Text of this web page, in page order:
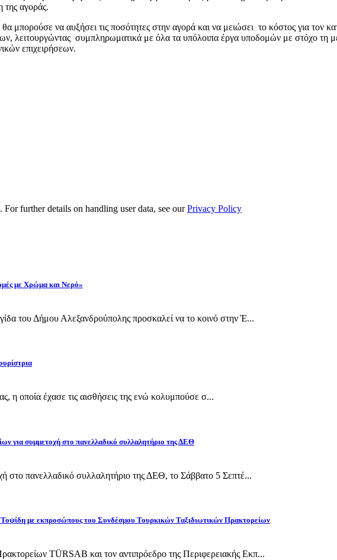
της αγοράς.
μπορούσε να αυξήσει τις ποσότητες στην αγορά και να μειώσει το κόστος για τον
λειτουργώντας συμπληρωματικά με όλα τα υπόλοιπα έργα υποδομών με στόχο τη
επιχειρήσεων.
further details on handling user data, see ourPrivacy Policy
με Χρώμα και Νερό»
του Δήμου Αλεξανδρούπολης προσκαλεί να το κοινό στην Έ...
η οποία έχασε τις αισθήσεις της ενώ κολυμπούσε σ...
για συμμετοχή στο πανελλαδικό συλλαλητήριο της ΔΕΘ
πανελλαδικό συλλαλητήριο της ΔΕΘ, το Σάββατο 5 Σεπτέ...
Τοψίδη με εκπροσώπους του Συνδέσμου Τουρκικών Ταξιδιωτικών Πρακτορείων
TÜRSAB και τον αντιπρόεδρο της Περιφερειακής Εκπ...